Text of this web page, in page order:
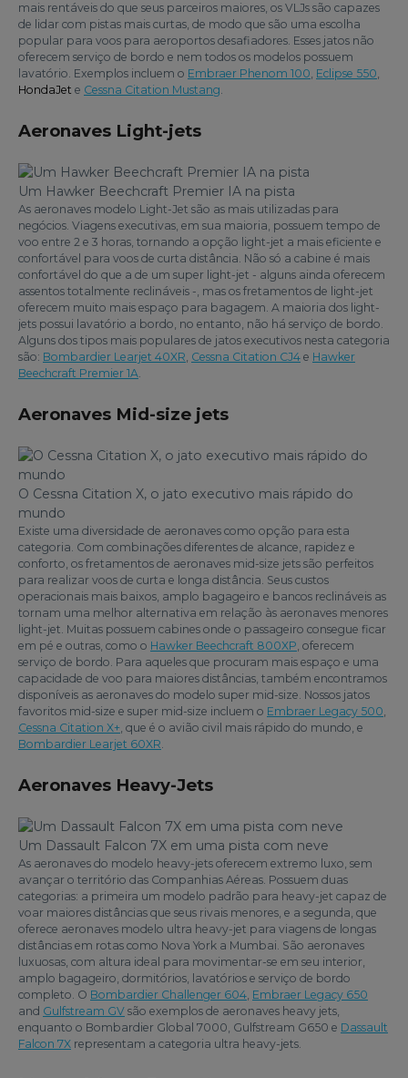
mais rentáveis do que seus parceiros maiores, os VLJs são capazes
de lidar com pistas mais curtas, de modo que são uma escolha
popular para voos para aeroportos desafiadores. Esses jatos não
oferecem serviço de bordo e nem todos os modelos possuem
lavatório. Exemplos incluem o Embraer Phenom 100, Eclipse 550,
HondaJet e Cessna Citation Mustang.
Aeronaves Light-jets
Um Hawker Beechcraft Premier IA na pista
As aeronaves modelo Light-Jet são as mais utilizadas para
negócios. Viagens executivas, em sua maioria, possuem tempo de
voo entre 2 e 3 horas, tornando a opção light-jet a mais eficiente e
confortável para voos de curta distância. Não só a cabine é mais
confortável do que a de um super light-jet - alguns ainda oferecem
assentos totalmente reclináveis -, mas os fretamentos de light-jet
oferecem muito mais espaço para bagagem. A maioria dos light-
jets possui lavatório a bordo, no entanto, não há serviço de bordo.
Alguns dos tipos mais populares de jatos executivos nesta categoria
são: Bombardier Learjet 40XR, Cessna Citation CJ4 e Hawker
Beechcraft Premier 1A.
Aeronaves Mid-size jets
O Cessna Citation X, o jato executivo mais rápido do
mundo
Existe uma diversidade de aeronaves como opção para esta
categoria. Com combinações diferentes de alcance, rapidez e
conforto, os fretamentos de aeronaves mid-size jets são perfeitos
para realizar voos de curta e longa distância. Seus custos
operacionais mais baixos, amplo bagageiro e bancos reclináveis as
tornam uma melhor alternativa em relação às aeronaves menores
light-jet. Muitas possuem cabines onde o passageiro consegue ficar
em pé e outras, como o Hawker Beechcraft 800XP, oferecem
serviço de bordo. Para aqueles que procuram mais espaço e uma
capacidade de voo para maiores distâncias, também encontramos
disponíveis as aeronaves do modelo super mid-size. Nossos jatos
favoritos mid-size e super mid-size incluem o Embraer Legacy 500,
Cessna Citation X+, que é o avião civil mais rápido do mundo, e
Bombardier Learjet 60XR.
Aeronaves Heavy-Jets
Um Dassault Falcon 7X em uma pista com neve
As aeronaves do modelo heavy-jets oferecem extremo luxo, sem
avançar o território das Companhias Aéreas. Possuem duas
categorias: a primeira um modelo padrão para heavy-jet capaz de
voar maiores distâncias que seus rivais menores, e a segunda, que
oferece aeronaves modelo ultra heavy-jet para viagens de longas
distâncias em rotas como Nova York a Mumbai. São aeronaves
luxuosas, com altura ideal para movimentar-se em seu interior,
amplo bagageiro, dormitórios, lavatórios e serviço de bordo
completo. O Bombardier Challenger 604, Embraer Legacy 650
and Gulfstream GV são exemplos de aeronaves heavy jets,
enquanto o Bombardier Global 7000, Gulfstream G650 e Dassault
Falcon 7X representam a categoria ultra heavy-jets.